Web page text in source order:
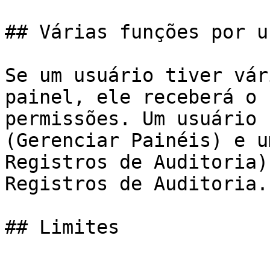
## Várias funções por
Se um usuário tiver
painel, ele receberá o
permissões. Um usuário
(Gerenciar Painéis) e
Registros de
Registros de Auditoria.
## Limites